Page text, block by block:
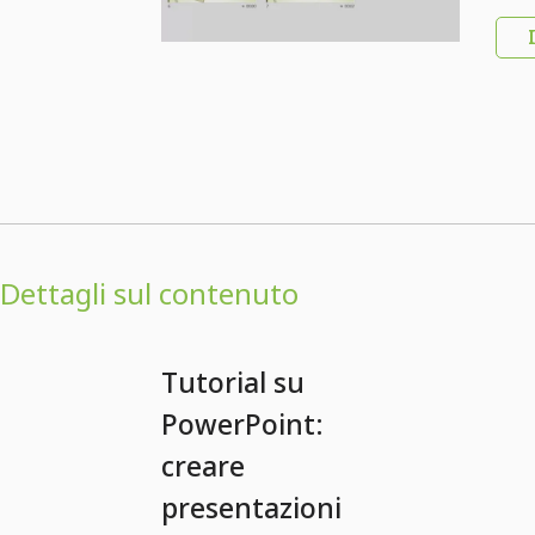
Dettagli sul contenuto
Tutorial su
PowerPoint:
creare
presentazioni